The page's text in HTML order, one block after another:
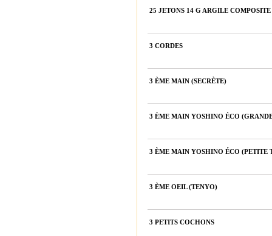
25 JETONS 14 G ARGILE
3 CORDES
3 ÈME MAIN (SECRÈTE)
3 ÈME MAIN YOSHINO ÉCO
3 ÈME MAIN YOSHINO ÉCO (PETITE
3 ÈME OEIL (TENYO)
3 PETITS COCHONS